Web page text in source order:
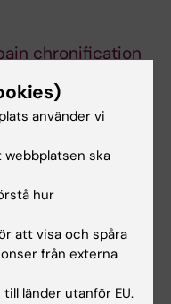
chronification
for
P;
Adori C; Petitpré
H; del Blanco B;
använder vi
webbplatsen ska
hur
att visa och spåra
från externa
länder utanför EU.